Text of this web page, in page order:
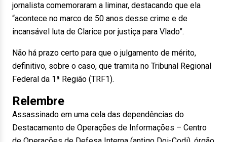
jornalista comemoraram a liminar, destacando que ela
“acontece no marco de 50 anos desse crime e de
incansável luta de Clarice por justiça para Vlado”.
Não há prazo certo para que o julgamento de mérito,
definitivo, sobre o caso, que tramita no Tribunal Regional
Federal da 1ª Região (TRF1).
Relembre
Assassinado em uma cela das dependências do
Destacamento de Operações de Informações – Centro